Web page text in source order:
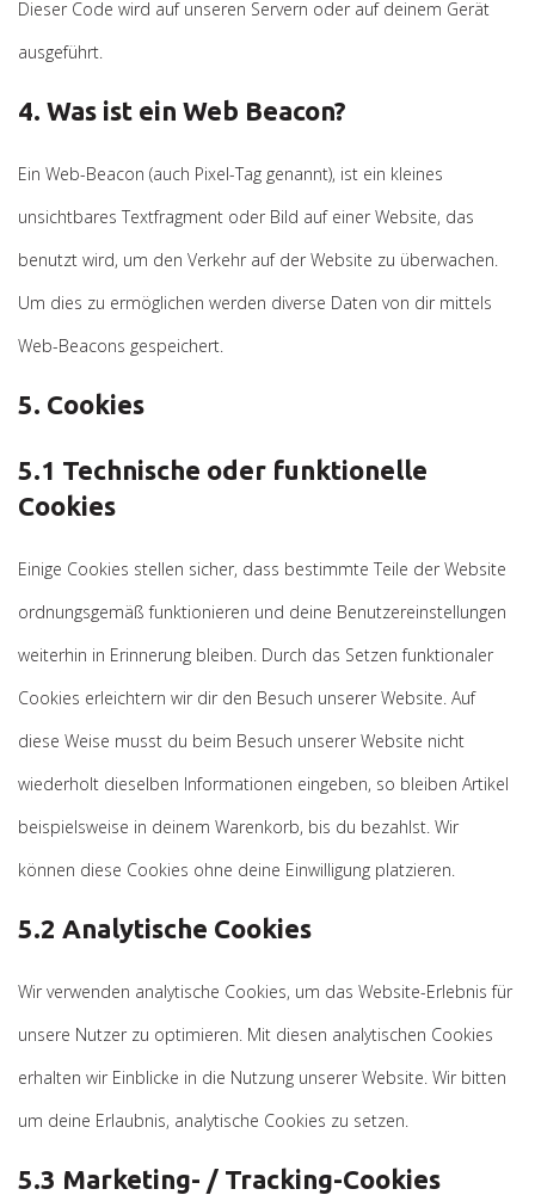
Dieser Code wird auf unseren Servern oder auf deinem Gerät
ausgeführt.
4. Was ist ein Web Beacon?
Ein Web-Beacon (auch Pixel-Tag genannt), ist ein kleines
unsichtbares Textfragment oder Bild auf einer Website, das
benutzt wird, um den Verkehr auf der Website zu überwachen.
Um dies zu ermöglichen werden diverse Daten von dir mittels
Web-Beacons gespeichert.
5. Cookies
5.1 Technische oder funktionelle
Cookies
Einige Cookies stellen sicher, dass bestimmte Teile der Website
ordnungsgemäß funktionieren und deine Benutzereinstellungen
weiterhin in Erinnerung bleiben. Durch das Setzen funktionaler
Cookies erleichtern wir dir den Besuch unserer Website. Auf
diese Weise musst du beim Besuch unserer Website nicht
wiederholt dieselben Informationen eingeben, so bleiben Artikel
beispielsweise in deinem Warenkorb, bis du bezahlst. Wir
können diese Cookies ohne deine Einwilligung platzieren.
5.2 Analytische Cookies
Wir verwenden analytische Cookies, um das Website-Erlebnis für
unsere Nutzer zu optimieren. Mit diesen analytischen Cookies
erhalten wir Einblicke in die Nutzung unserer Website. Wir bitten
um deine Erlaubnis, analytische Cookies zu setzen.
5.3 Marketing- / Tracking-Cookies